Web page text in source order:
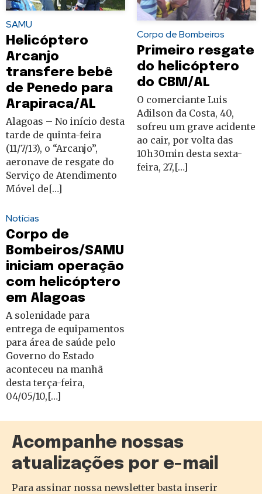
SAMU
Helicóptero
Arcanjo
transfere bebê
de Penedo para
Arapiraca/AL
Alagoas – No início desta
tarde de quinta-feira
(11/7/13), o “Arcanjo”,
aeronave de resgate do
Serviço de Atendimento
Móvel de[…]
Corpo de Bombeiros
Primeiro resgate
do helicóptero
do CBM/AL
O comerciante Luis
Adilson da Costa, 40,
sofreu um grave acidente
ao cair, por volta das
10h30min desta sexta-
feira, 27,[…]
Notícias
Corpo de
Bombeiros/SAMU
iniciam operação
com helicóptero
em Alagoas
A solenidade para
entrega de equipamentos
para área de saúde pelo
Governo do Estado
aconteceu na manhã
desta terça-feira,
04/05/10,[…]
Acompanhe nossas
atualizações por e-mail
Para assinar nossa newsletter basta inserir